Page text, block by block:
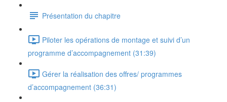
Présentation du chapitre
Piloter les opérations de montage et suivi d’un
programme d’accompagnement (31:39)
Gérer la réalisation des offres/ programmes
d’accompagnement (36:31)